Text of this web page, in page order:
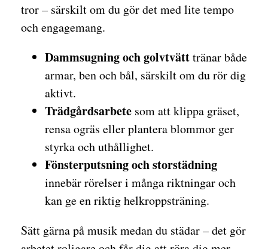
tror – särskilt om du gör det med lite tempo
och engagemang.
Dammsugning och golvtvätttränar både
armar, ben och bål, särskilt om du rör dig
aktivt.
Trädgårdsarbete som att klippa gräset,
rensa ogräs eller plantera blommor ger
styrka och uthållighet.
Fönsterputsning och storstädning
innebär rörelser i många riktningar och
kan ge en riktig helkroppsträning.
Sätt gärna på musik medan du städar – det gör